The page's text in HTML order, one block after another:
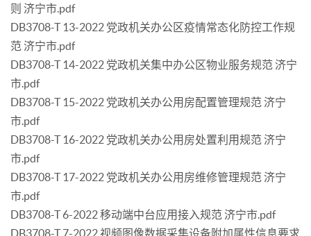
则 济宁市.pdf
DB3708-T 13-2022 党政机关办公区疫情常态化防控工作规
范 济宁市.pdf
DB3708-T 14-2022 党政机关集中办公区物业服务规范 济宁
市.pdf
DB3708-T 15-2022 党政机关办公用房配置管理规范 济宁
市.pdf
DB3708-T 16-2022 党政机关办公用房处置利用规范 济宁
市.pdf
DB3708-T 17-2022 党政机关办公用房维修管理规范 济宁
市.pdf
DB3708-T 6-2022 移动端中台应用接入规范 济宁市.pdf
DB3708-T 7-2022 视频图像数据采集设备附加属性信息要求